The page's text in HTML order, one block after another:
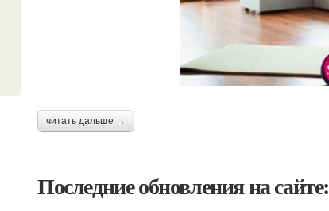
читать дальше →
Последние обновления на сайте: